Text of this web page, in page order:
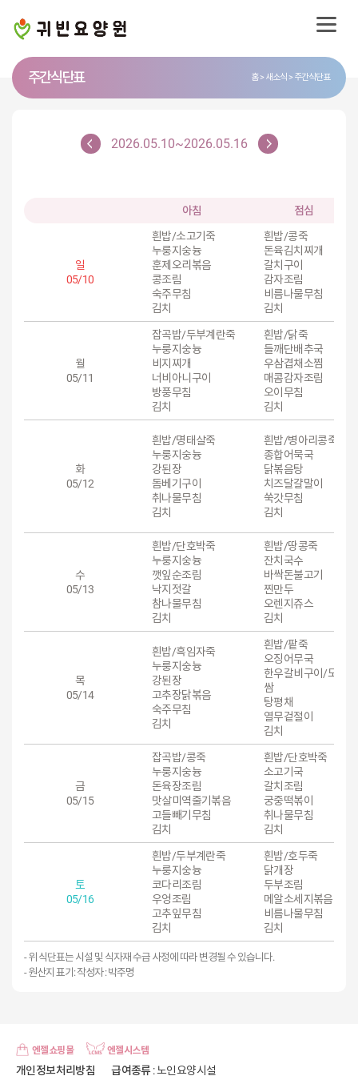
주간식단표 홈 새소식 주간식단표
2026.05.10~2026.05.16
아침 점심
일
05/10
흰밥/소고기죽
누룽지숭늉
훈제오리볶음
콩조림
숙주무침
김치
흰밥/콩죽
돈육김치찌개
갈치구이
감자조림
비름나물무침
김치
월
05/11
잡곡밥/두부계란죽
누룽지숭늉
비지찌개
너비아니구이
방풍무침
김치
흰밥/닭죽
들깨단배추국
우삼겹채소찜
매콤감자조림
오이무침
김치
화
05/12
흰밥/명태살죽
누룽지숭늉
강된장
돔베기구이
취나물무침
김치
흰밥/병아리콩죽
종합어묵국
닭볶음탕
치즈달걀말이
쑥갓무침
김치
수
05/13
흰밥/단호박죽
누룽지숭늉
깻잎순조림
낙지젓갈
참나물무침
김치
흰밥/땅콩죽
잔치국수
바싹돈불고기
찐만두
오렌지쥬스
김치
목
05/14
흰밥/흑임자죽
누룽지숭늉
강된장
고추장닭볶음
숙주무침
김치
흰밥/팥죽
오징어무국
한우갈비구이/모듬
쌈
탕평채
열무겉절이
김치
금
05/15
잡곡밥/콩죽
누룽지숭늉
돈육장조림
맛살미역줄기볶음
고들빼기무침
김치
흰밥/단호박죽
소고기국
갈치조림
궁중떡볶이
취나물무침
김치
토
05/16
흰밥/두부계란죽
누룽지숭늉
코다리조림
우엉조림
고추잎무침
김치
흰밥/호두죽
닭개장
두부조림
메알소세지볶음
비름나물무침
김치
- 위 식단표는 시설 및 식자재 수급 사정에 따라 변경될 수 있습니다.
- 원산지 표기: 작성자 : 박주명
엔젤쇼핑몰 엔젤시스템
개인정보처리방침 급여종류: 노인요양시설